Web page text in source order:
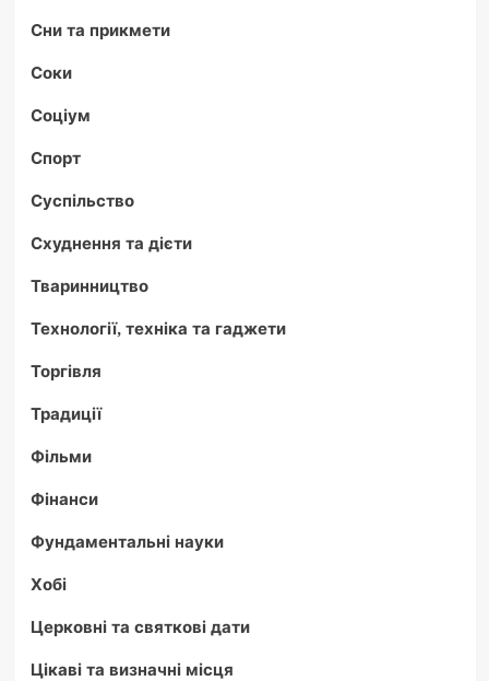
Сни та прикмети
Соки
Соціум
Спорт
Суспільство
Схуднення та дієти
Тваринництво
Технології, техніка та гаджети
Торгівля
Традиції
Фільми
Фінанси
Фундаментальні науки
Хобі
Церковні та святкові дати
Цікаві та визначні місця